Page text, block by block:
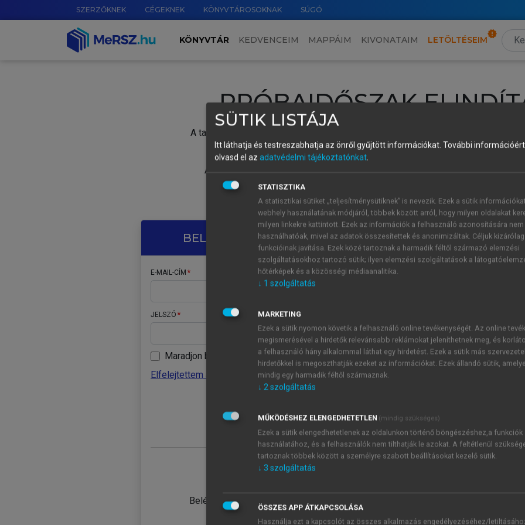
SZERZŐKNEK CÉGEKNEK KÖNYVTÁROSOKNAK SÚGÓ
KÖNYVTÁR KEDVENCEIM MAPPÁIM KIVONATAIM LETÖLTÉSEIM
PRÓBAIDŐSZAK
A tartalom megtekintéséhez lépj be a saját fiókoddal, iskolai azonosítóddal vagy
Új felhasználóként1 óra díjmentes hozzáférésrevagy
A próbaidőszak elindításához,
vagy hozz
A regisztráció után a
BELÉPÉS SAJÁT FIÓKKAL
E-MAIL-CÍM
JELSZÓ
Maradjon belépve
Elfelejtettem a jelszavamat
Belépés intézményi azonosítóval
ÚJ FIÓK
1 óra
JELSZÓ
Kérek értesítést a MeRSZ
Kérek értesítést az
SÜTIK LISTÁJA
Itt láthatja és testreszabhatja az önről gyűjtött információkat. További
olvasd el az adatvédelmi tájékoztatónkat.
STATISZTIKA
A statisztikai sütiket „teljesítménysütiknek” is nevezik. Ezek a sütik
webhely használatának módjáról, többek között arról, hogy milyen oldalakat
milyen linkekre kattintott. Ezek az információk a felhasználó azonosítására nem
használhatóak, mivel az adatok összesítettek és anonimizáltak. Céljuk
funkcióinak javítása. Ezek közé tartoznak a harmadik féltől származó elemzési
szolgáltatásokhoz tartozó sütik; ilyen elemzési szolgáltatások a
hőtérképek és a közösségi médiaanalitika.
↓ 1 szolgáltatás
MARKETING
Ezek a sütik nyomon követik a felhasználó online tevékenységét. Az online
megismerésével a hirdetők relevánsabb reklámokat jeleníthetnek meg, és
a felhasználó hány alkalommal láthat egy hirdetést. Ezek a sütik más
hirdetőkkel is megoszthatják ezeket az információkat. Ezek állandó sütik,
mindig egy harmadik féltől származnak.
↓ 2szolgáltatás
MŰKÖDÉSHEZ ELENGEDHETETLEN (mindig szükséges)
Ezek a sütik elengedhetetlenek az oldalunkon történő böngészéshez,a funkciók
használatához, és a felhasználók nem tilthatják le azokat. A feltétlenül
tartoznak többek között a személyre szabott beállításokat kezelő sütik.
↓ 3 szolgáltatás
ÖSSZES APP ÁTKAPCSOLÁSA
Használja ezt a kapcsolót az összes alkalmazás engedélyezéséhez/